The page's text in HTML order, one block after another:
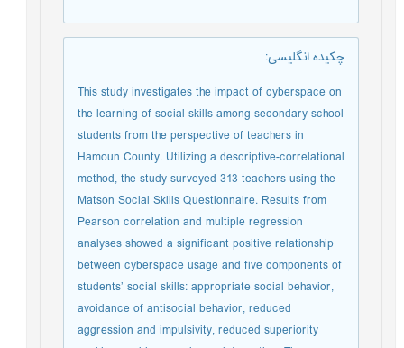
چکیده انگلیسی:
This study investigates the impact of cyberspace on
the learning of social skills among secondary school
students from the perspective of teachers in
Hamoun County. Utilizing a descriptive-correlational
method, the study surveyed 313 teachers using the
Matson Social Skills Questionnaire. Results from
Pearson correlation and multiple regression
analyses showed a significant positive relationship
between cyberspace usage and five components of
students’ social skills: appropriate social behavior,
avoidance of antisocial behavior, reduced
aggression and impulsivity, reduced superiority